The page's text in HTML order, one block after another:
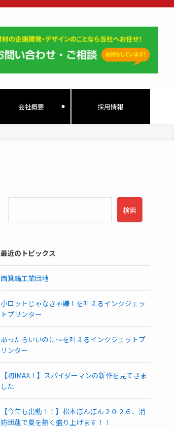
会社概要 採用情報
検索
最近のトピックス
西箕輪工業団地
小ロットじゃなきゃ嫌！を叶えるインクジェッ
トプリンター
あったらいいのに～を叶えるインクジェットプ
リンター
【初IMAX！】スパイダーマンの新作を見てきま
した
【今年も出動！！】松本ぼんぼん２０２６、消
防団蓮で夏を熱く盛り上げます！！